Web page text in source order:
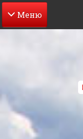
Перейти